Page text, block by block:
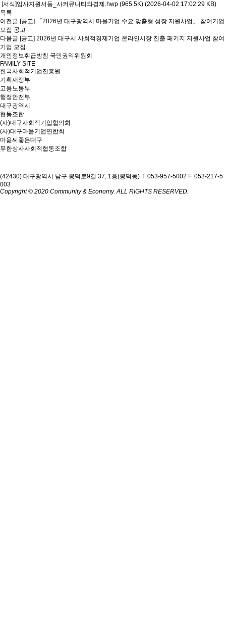
[서식]입사지원서등_사커뮤니티와경제.hwp (965.5K) (2026-04-02 17:02:29 KB)
목록
이전글 [공고] 「2026년 대구광역시 마을기업 수요 맞춤형 성장 지원사업」 참여기업
모집 공고
다음글 [공고] 2026년 대구시 사회적경제기업 온라인시장 진출 패키지 지원사업 참여
기업 모집
개인정보취급방침 국민권익위원회
FAMILY SITE
한국사회적기업진흥원
기획재정부
고용노동부
행정안전부
대구광역시
협동조합
(사)대구사회적기업협의회
(사)대구마을기업연합회
마읆씨좋은대구
무한상사사회적협동조합
(42430) 대구광역시 남구 봉덕로9길 37, 1층(봉덕동) T. 053-957-5002 F. 053-217-5
003
Copyright © 2020 Community & Economy. ALL RIGHTS RESERVED.